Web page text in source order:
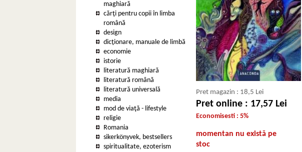
maghiară
cărţi pentru copii în limba
română
design
dicţionare, manuale de limbă
economie
istorie
literatură maghiară
literatură română
literatură universală
media
mod de viaţă - lifestyle
religie
Romania
sikerkönyvek, bestsellers
spiritualitate, ezoterism
Pret magazin : 18,5 Lei
Pret online : 17,57 Lei
Economisesti : 5%
momentan nu există pe
stoc